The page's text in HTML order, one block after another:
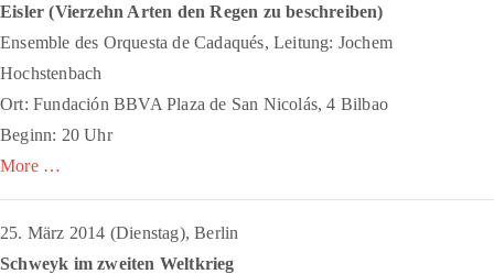
Eisler (Vierzehn Arten den Regen zu beschreiben)
Ensemble des Orquesta de Cadaqués, Leitung: Jochem
Hochstenbach
Ort: Fundación BBVA Plaza de San Nicolás, 4 Bilbao
Beginn: 20 Uhr
More …
25. März 2014 (Dienstag), Berlin
Schweyk im zweiten Weltkrieg